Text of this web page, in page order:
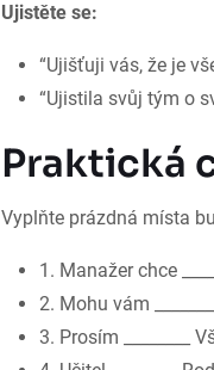
Ujistěte se:
“Ujišťuji vás, že je
“Ujistila svůj tým o
Praktická
Vyplňte prázdná místa
1. Manažer chce
2. Mohu vám
3. Prosím ________